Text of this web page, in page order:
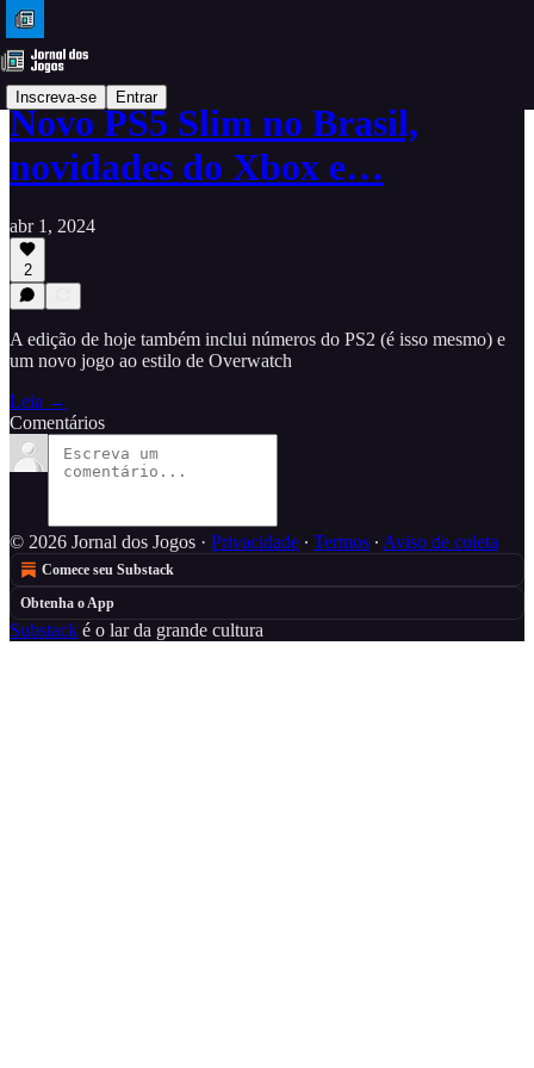
Inscreva-se Entrar
Novo PS5 Slim no Brasil,
novidades do Xbox e…
abr 1, 2024
2
A edição de hoje também inclui números do PS2 (é isso mesmo) e
um novo jogo ao estilo de Overwatch
Leia →
Comentários
© 2026 Jornal dos Jogos · Privacidade ∙ Termos ∙ Aviso de coleta
Comece seu Substack
Obtenha o App
Substack é o lar da grande cultura